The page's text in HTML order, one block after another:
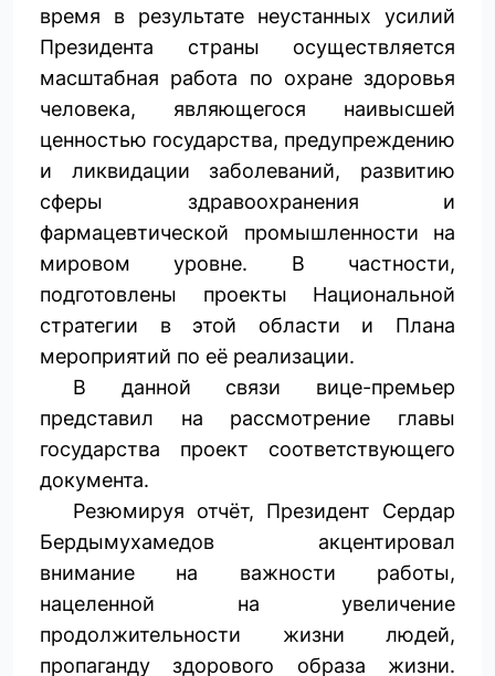
время в результате неустанных усилий
Президента страны осуществляется
масштабная работа по охране здоровья
человека, являющегося наивысшей
ценностью государства, предупреждению
и ликвидации заболеваний, развитию
сферы здравоохранения и
фармацевтической промышленности на
мировом уровне. В частности,
подготовлены проекты Национальной
стратегии в этой области и Плана
мероприятий по её реализации.
В данной связи вице-премьер
представил на рассмотрение главы
государства проект соответствующего
документа.
Резюмируя отчёт, Президент Сердар
Бердымухамедов акцентировал
внимание на важности работы,
нацеленной на увеличение
продолжительности жизни людей,
пропаганду здорового образа жизни.